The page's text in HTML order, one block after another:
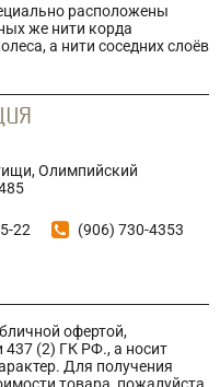
расположены
же нити корда
а нити соседних слоёв
Олимпийский
22 (906) 730-4353
офертой,
(2) ГК РФ., а носит
Для получения